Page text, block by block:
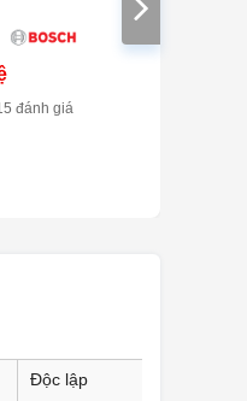
đánh giá
Độc lập